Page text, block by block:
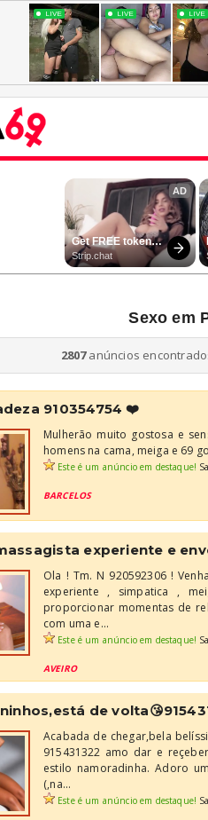
Sexo em
2807anúncios
910354754 ❤️
Mulherão muito gostosa e
homens na cama, meiga e 69
Este é um anúncio em destaque!
BARCELOS
experiente e
Ola ! Tm. N 920592306 !
experiente , simpatica ,
proporcionar momentas de
com uma e...
Este é um anúncio em destaque!
AVEIRO
de
Acabada de chegar,bela
915431322 amo dar e
estilo namoradinha. Adoro
(,na...
Este é um anúncio em destaque!